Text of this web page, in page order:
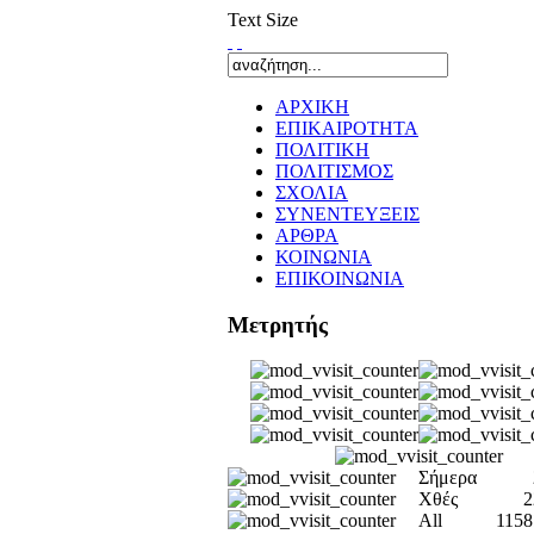
Text Size
ΑΡΧΙΚΗ
ΕΠΙΚΑΙΡΟΤΗΤΑ
ΠΟΛΙΤΙΚΗ
ΠΟΛΙΤΙΣΜΟΣ
ΣΧΟΛΙΑ
ΣΥΝΕΝΤΕΥΞΕΙΣ
ΑΡΘΡΑ
ΚΟΙΝΩΝΙΑ
ΕΠΙΚΟΙΝΩΝΙΑ
Μετρητής
Σήμερα
Χθές
All